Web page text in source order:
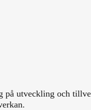
på utveckling och